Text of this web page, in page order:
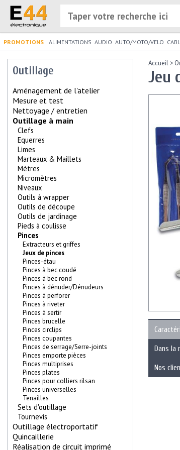
PROMOTIONS ALIMENTATIONS AUDIO AUTO/MOTO/VELO
Outillage
Aménagement de l'atelier
Mesure et test
Nettoyage / entretien
Outillage à main
Clefs
Equerres
Limes
Marteaux & Maillets
Mètres
Micromètres
Niveaux
Outils à wrapper
Outils de découpe
Outils de jardinage
Pieds à coulisse
Pinces
Extracteurs et griffes
Jeux de pinces
Pinces-étau
Pinces à bec coudé
Pinces à bec rond
Pinces à dénuder/Dénudeurs
Pinces à perforer
Pinces à riveter
Pinces à sertir
Pinces brucelle
Pinces circlips
Pinces coupantes
Pinces de serrage/Serre-joints
Pinces emporte pièces
Pinces multiprises
Pinces plates
Pinces pour colliers rilsan
Pinces universelles
Tenailles
Sets d'outillage
Tournevis
Outillage électroportatif
Quincaillerie
Réalisation de circuit imprimé
Accueil >
Jeu
Dans la
Nos